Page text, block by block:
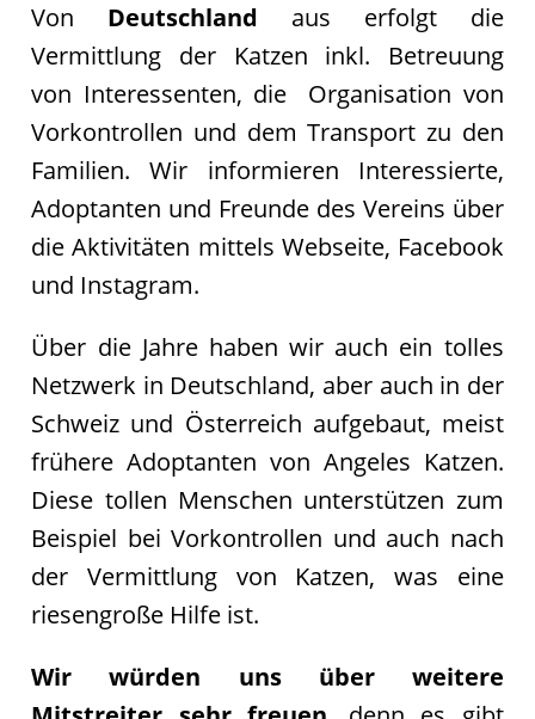
2018
2017
Verein
Unsere
Ziele
Team
Vereinssatzung
Kontakt
Von Deutschland aus erfolgt die
Vermittlung der Katzen inkl. Betreuung
von Interessenten, die Organisation von
Vorkontrollen und dem Transport zu den
Familien. Wir informieren Interessierte,
Adoptanten und Freunde des Vereins über
die Aktivitäten mittels Webseite, Facebook
und Instagram.
Über die Jahre haben wir auch ein tolles
Netzwerk in Deutschland, aber auch in der
Schweiz und Österreich aufgebaut, meist
frühere Adoptanten von Angeles Katzen.
Diese tollen Menschen unterstützen zum
Beispiel bei Vorkontrollen und auch nach
der Vermittlung von Katzen, was eine
riesengroße Hilfe ist.
Wir würden uns über weitere